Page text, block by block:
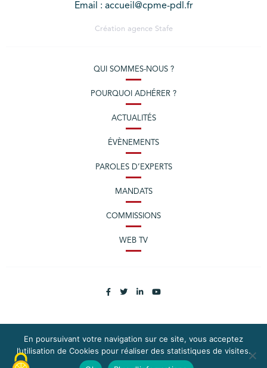
Email : accueil@cpme-pdl.fr
Création agence Stafe
QUI SOMMES-NOUS ?
POURQUOI ADHÉRER ?
ACTUALITÉS
ÉVÈNEMENTS
PAROLES D’EXPERTS
MANDATS
COMMISSIONS
WEB TV
PLAN DU SITE
MENTIONS LÉGALES
EXERCEZ VOS DROITS
DONNÉES PERSONNELLES
En poursuivant votre navigation sur ce site, vous acceptez
l’utilisation de Cookies pour réaliser des statistiques de visites.